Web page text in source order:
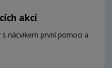
akcí
nácvikem první pomoci a